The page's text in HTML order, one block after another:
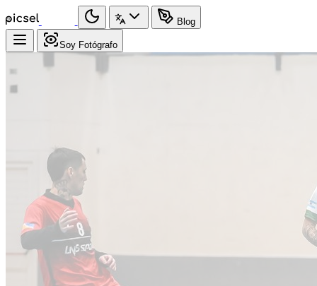
Blog
Soy Fotógrafo